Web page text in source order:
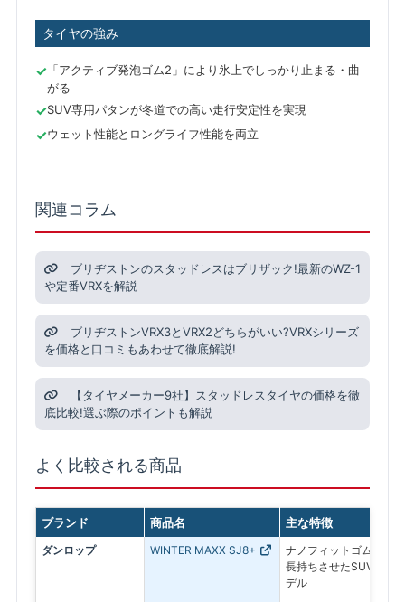
タイヤの強み
「アクティブ発泡ゴム2」により氷上でしっかり止まる・曲
がる
SUV専用パタンが冬道での高い走行安定性を実現
ウェット性能とロングライフ性能を両立
関連コラム
ブリヂストンのスタッドレスはブリザック!最新のWZ-1
や定番VRXを解説
ブリヂストンVRX3とVRX2どちらがいい?VRXシリーズ
を価格と口コミもあわせて徹底解説!
【タイヤメーカー9社】スタッドレスタイヤの価格を徹
底比較!選ぶ際のポイントも解説
よく比較される商品
ブランド 商品名 主な特徴
ダンロップ WINTER MAXX SJ8+
ナノフィットゴムを採
長持ちさせたSUV専用
デル